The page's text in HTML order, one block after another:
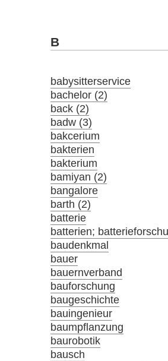
B
babysitterservice
bachelor (2)
back (2)
badw (3)
bakcerium
bakterien
bakterium
bamiyan (2)
bangalore
barth (2)
batterie
batterien;
baudenkmal
bauer
bauernverband
bauforschung
baugeschichte
bauingenieur
baumpflanzung
baurobotik
bausch